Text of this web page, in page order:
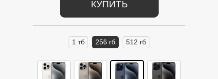
КУПИТЬ
1 тб 256 гб 512 гб